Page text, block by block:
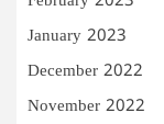
January 2023
December 2022
November 2022